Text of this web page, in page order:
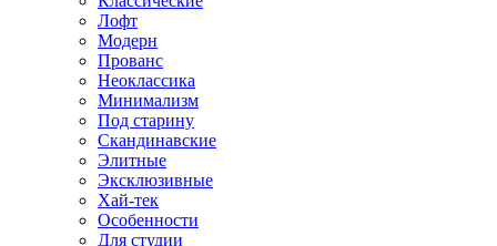
Лофт
Модерн
Прованс
Неоклассика
Минимализм
Под старину
Скандинавские
Элитные
Эксклюзивные
Хай-тек
Особенности
Для студии